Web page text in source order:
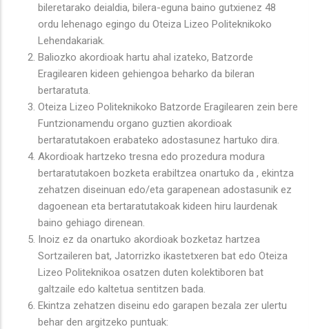
bileretarako deialdia, bilera-eguna baino gutxienez 48
ordu lehenago egingo du Oteiza Lizeo Politeknikoko
Lehendakariak.
Baliozko akordioak hartu ahal izateko, Batzorde
Eragilearen kideen gehiengoa beharko da bileran
bertaratuta.
Oteiza Lizeo Politeknikoko Batzorde Eragilearen zein bere
Funtzionamendu organo guztien akordioak
bertaratutakoen erabateko adostasunez hartuko dira.
Akordioak hartzeko tresna edo prozedura modura
bertaratutakoen bozketa erabiltzea onartuko da , ekintza
zehatzen diseinuan edo/eta garapenean adostasunik ez
dagoenean eta bertaratutakoak kideen hiru laurdenak
baino gehiago direnean.
Inoiz ez da onartuko akordioak bozketaz hartzea
Sortzaileren bat, Jatorrizko ikastetxeren bat edo Oteiza
Lizeo Politeknikoa osatzen duten kolektiboren bat
galtzaile edo kaltetua sentitzen bada.
Ekintza zehatzen diseinu edo garapen bezala zer ulertu
behar den argitzeko puntuak: